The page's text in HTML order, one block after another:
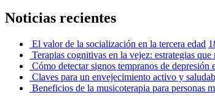
Noticias recientes
El valor de la socialización en la tercera edad
Terapias cognitivas en la vejez: estrategias
Cómo detectar signos tempranos de depresión
Claves para un envejecimiento activo y
Beneficios de la musicoterapia para personas